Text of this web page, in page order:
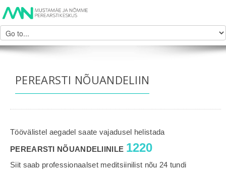
PEREARSTI NÕUANDELIIN
Töövälistel aegadel saate vajadusel helistada
PEREARSTI NÕUANDELIINILE 1220
Siit saab professionaalset meditsiinilist nõu 24 tundi